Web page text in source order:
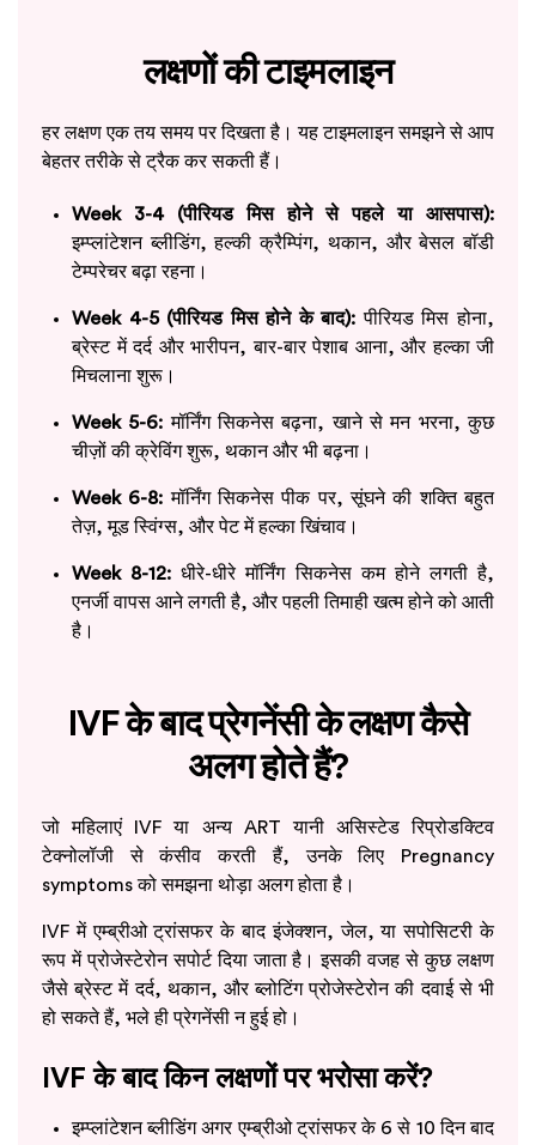
लक्षणों की टाइमलाइन
हर लक्षण एक तय समय पर दिखता है। यह टाइमलाइन समझने से आप
बेहतर तरीके से ट्रैक कर सकती हैं।
Week 3-4 (पीरियड मिस होने से पहले या आसपास):
इम्प्लांटेशन ब्लीडिंग, हल्की क्रैम्पिंग, थकान, और बेसल बॉडी
टेम्परेचर बढ़ा रहना।
Week 4-5 (पीरियड मिस होने के बाद): पीरियड मिस होना,
ब्रेस्ट में दर्द और भारीपन, बार-बार पेशाब आना, और हल्का जी
मिचलाना शुरू।
Week 5-6: मॉर्निंग सिकनेस बढ़ना, खाने से मन भरना, कुछ
चीज़ों की क्रेविंग शुरू, थकान और भी बढ़ना।
Week 6-8: मॉर्निंग सिकनेस पीक पर, सूंघने की शक्ति बहुत
तेज़, मूड स्विंग्स, और पेट में हल्का खिंचाव।
Week 8-12: धीरे-धीरे मॉर्निंग सिकनेस कम होने लगती है,
एनर्जी वापस आने लगती है, और पहली तिमाही खत्म होने को आती
है।
IVF के बाद प्रेगनेंसी के लक्षण कैसे
अलग होते हैं?
जो महिलाएं IVF या अन्य ART यानी असिस्टेड रिप्रोडक्टिव
टेक्नोलॉजी से कंसीव करती हैं, उनके लिए Pregnancy
symptoms को समझना थोड़ा अलग होता है।
IVF में एम्ब्रीओ ट्रांसफर के बाद इंजेक्शन, जेल, या सपोसिटरी के
रूप में प्रोजेस्टेरोन सपोर्ट दिया जाता है। इसकी वजह से कुछ लक्षण
जैसे ब्रेस्ट में दर्द, थकान, और ब्लोटिंग प्रोजेस्टेरोन की दवाई से भी
हो सकते हैं, भले ही प्रेगनेंसी न हुई हो।
IVF के बाद किन लक्षणों पर भरोसा करें?
इम्प्लांटेशन ब्लीडिंग अगर एम्ब्रीओ ट्रांसफर के 6 से 10 दिन बाद